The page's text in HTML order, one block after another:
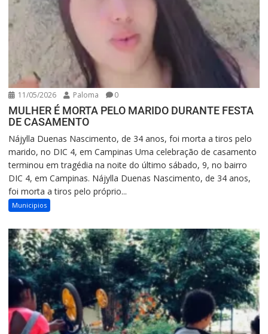
11/05/2026 Paloma 0
MULHER É MORTA PELO MARIDO DURANTE FESTA
DE CASAMENTO
Nájylla Duenas Nascimento, de 34 anos, foi morta a tiros pelo
marido, no DIC 4, em Campinas Uma celebração de casamento
terminou em tragédia na noite do último sábado, 9, no bairro
DIC 4, em Campinas. Nájylla Duenas Nascimento, de 34 anos,
foi morta a tiros pelo próprio...
Municipios